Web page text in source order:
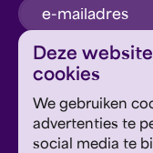
Deze
cookies
We gebruiken
advertenties te
social media te
inschrijven
Google's
van toepassing.
Geef om Philzuid